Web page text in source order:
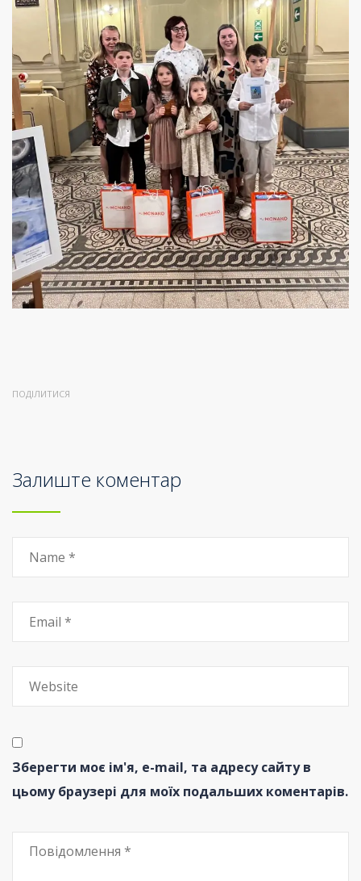
ПОДІЛИТИСЯ
Залиште коментар
Зберегти моє ім'я, e-mail, та адресу сайту в
цьому браузері для моїх подальших коментарів.